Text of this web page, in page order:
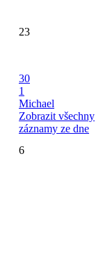
23
30
1
Michael
Zobrazit všechny
záznamy ze dne
6